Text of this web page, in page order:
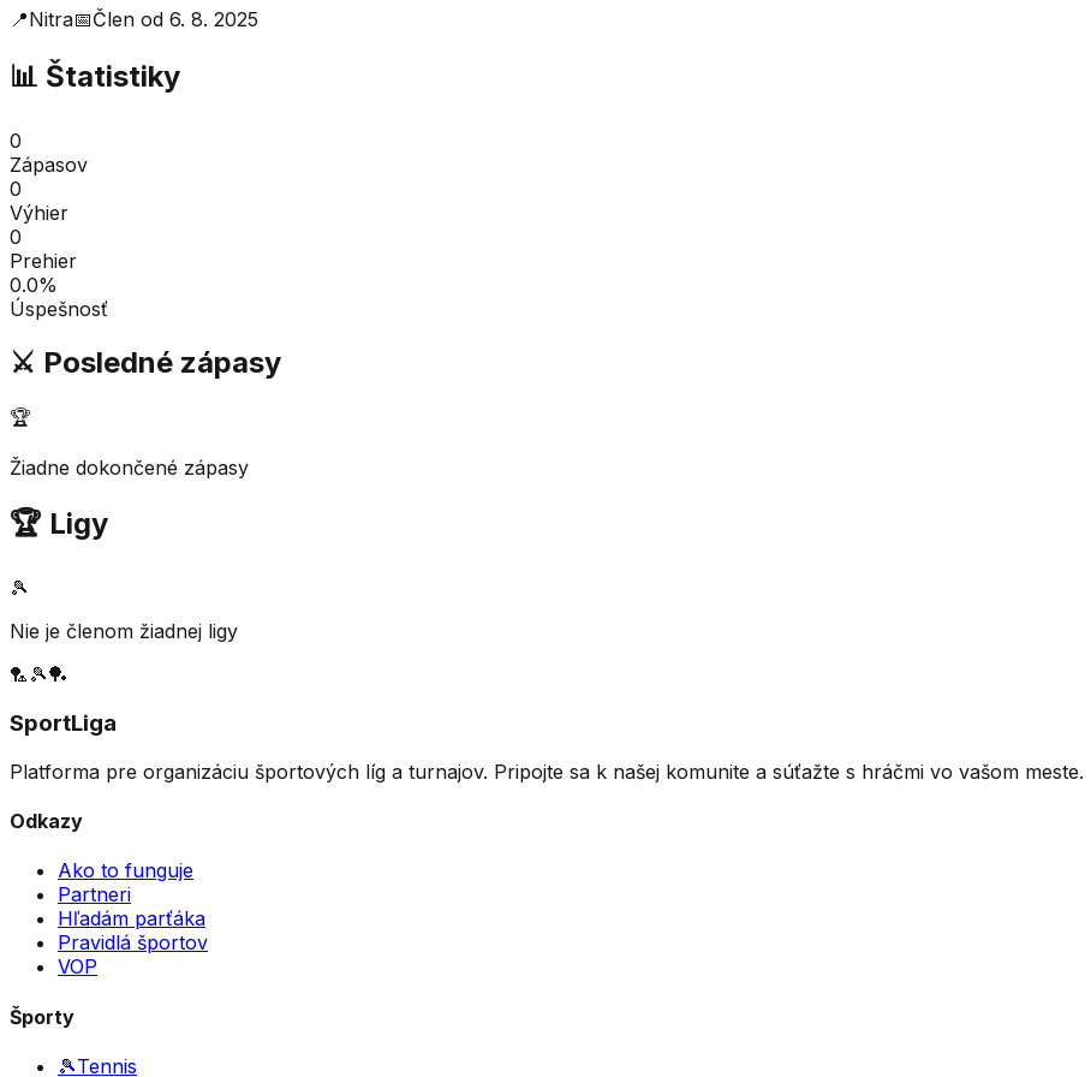
📍Nitra📅Člen od 6. 8. 2025
📊 Štatistiky
0
Zápasov
0
Výhier
0
Prehier
0.0%
Úspešnosť
⚔️ Posledné zápasy
🏆
Žiadne dokončené zápasy
🏆 Ligy
🎾
Nie je členom žiadnej ligy
🏸 🎾🏓
SportLiga
Platforma pre organizáciu športových líg a turnajov. Pripojte sa k našej komunite a súťažte s hráčmi vo vašom meste.
Odkazy
Ako to funguje
Partneri
Hľadám parťáka
Pravidlá športov
VOP
Športy
🎾Tennis